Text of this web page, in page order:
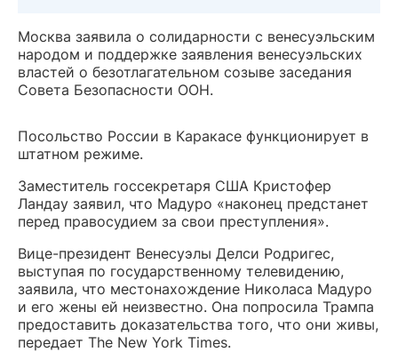
Москва заявила о солидарности с венесуэльским
народом и поддержке заявления венесуэльских
властей о безотлагательном созыве заседания
Совета Безопасности ООН.
Посольство России в Каракасе функционирует в
штатном режиме.
Заместитель госсекретаря США Кристофер
Ландау заявил, что Мадуро «наконец предстанет
перед правосудием за свои преступления».
Вице-президент Венесуэлы Делси Родригес,
выступая по государственному телевидению,
заявила, что местонахождение Николаса Мадуро
и его жены ей неизвестно. Она попросила Трампа
предоставить доказательства того, что они живы,
передает The New York Times.